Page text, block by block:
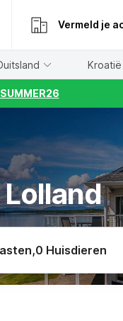
Vermeld je
Kroatië
,0 Huisdieren